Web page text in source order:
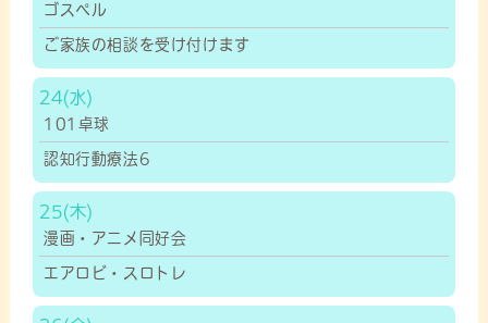
ゴスペル
ご家族の相談を受け付けます
24
101卓球
認知行動療法6
25
漫画・アニメ同好会
エアロビ・スロトレ